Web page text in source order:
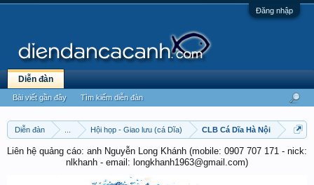
Đăng nhập
Diễn đàn Hội họp - Giao lưu (cá Dĩa) CLB Cá Dĩa Hà Nội
Liên hệ quảng cáo: anh Nguyễn Long Khánh (mobile: 0907 707 171 - nick:
nlkhanh - email: longkhanh1963@gmail.com)
Diễn đàn
Bài viết gần đây Tìm kiếm diễn đàn